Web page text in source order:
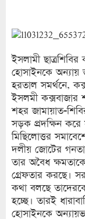
ইসলামী
হোসাইনকে অন্যায়
হরতাল সমর্থনে,
ইসলমী কক্সবাজার
শহর জামায়াত-
সড়ক প্রদক্ষিন করে
মিছিলোত্তর
দলীয় জোটের
তার অবৈধ
গ্রেফতার করছে।
কথা বলছে
হচ্ছে। তারই
হোসাইনকে